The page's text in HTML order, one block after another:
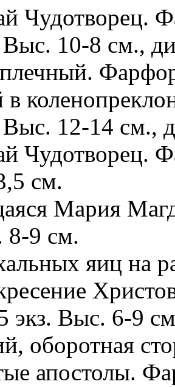
Чудотворец.
10-8 см.,
в
12-14 см.,
Чудотворец.
см.
Мария
8-9 см.
яиц на
экз. Выс. 6-9
оборотная
апостолы.